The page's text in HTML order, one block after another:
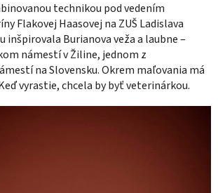
technikou pod vedením
Flakovej Haasovej na ZUŠ Ladislava
inšpirovala Burianova veža a laubne –
námestí v Žiline, jednom z
na Slovensku. Okrem maľovania má
vyrastie, chcela by byť veterinárkou.